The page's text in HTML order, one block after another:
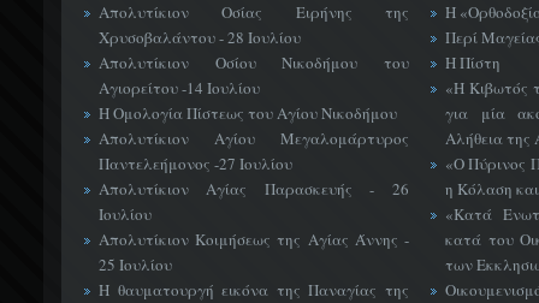
Απολυτίκιον Οσίας Ειρήνης της
Χρυσοβαλάντου - 28 Ιουλίου
Απολυτίκιον Οσίου Νικοδήμου του
Αγιορείτου -14 Ιουλίου
Η Ομολογία Πίστεως του Αγίου Νικοδήμου
Απολυτίκιον Αγίου Μεγαλομάρτυρος
Παντελεήμονος -27 Ιουλίου
Απολυτίκιον Αγίας Παρασκευής - 26
Ιουλίου
Απολυτίκιον Κοιμήσεως της Αγίας Άννης -
25 Ιουλίου
Η θαυματουργή εικόνα της Παναγίας της
Η
Περί
Η Πίστη
«H Κιβωτός
για μία
Αλήθεια της
«Ο Πύρινος
η Κόλαση
«Κατά
κατά του
των